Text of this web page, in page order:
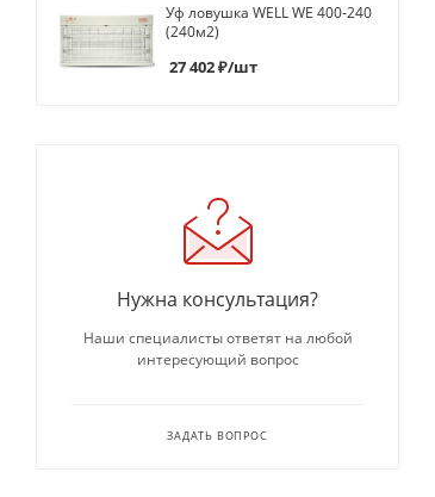
Уф ловушка WELL WE 400-240
(240м2)
27 402₽/шт
Нужна консультация?
Наши специалисты ответят на любой
интересующий вопрос
ЗАДАТЬ ВОПРОС